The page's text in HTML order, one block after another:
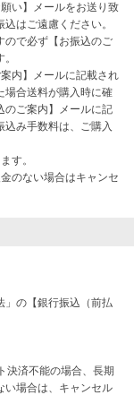
い】メールをお送り致
はご遠慮ください。
ので必ず【お振込のご
内】メールに記載され
場合送料が購入時に確
のご案内】メールに記
み手数料は、ご購入
す。
のない場合はキャンセ
」の【銀行振込（前払
決済不能の場合、長期
い場合は、キャンセル